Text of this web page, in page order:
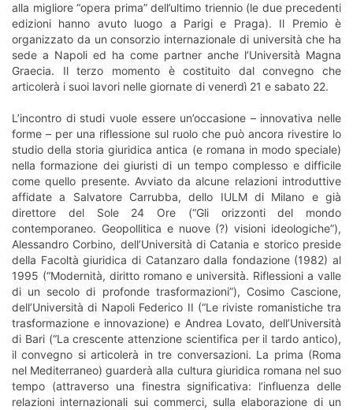
alla migliore “opera prima” dell’ultimo triennio (le due precedenti
edizioni hanno avuto luogo a Parigi e Praga). Il Premio è
organizzato da un consorzio internazionale di università che ha
sede a Napoli ed ha come partner anche l’Università Magna
Graecia. Il terzo momento è costituito dal convegno che
articolerà i suoi lavori nelle giornate di venerdì 21 e sabato 22.
L’incontro di studi vuole essere un’occasione – innovativa nelle
forme – per una riflessione sul ruolo che può ancora rivestire lo
studio della storia giuridica antica (e romana in modo speciale)
nella formazione dei giuristi di un tempo complesso e difficile
come quello presente. Avviato da alcune relazioni introduttive
affidate a Salvatore Carrubba, dello IULM di Milano e già
direttore del Sole 24 Ore (“Gli orizzonti del mondo
contemporaneo. Geopollitica e nuove (?) visioni ideologiche”),
Alessandro Corbino, dell’Università di Catania e storico preside
della Facoltà giuridica di Catanzaro dalla fondazione (1982) al
1995 (“Modernità, diritto romano e università. Riflessioni a valle
di un secolo di profonde trasformazioni”), Cosimo Cascione,
dell’Università di Napoli Federico II (“Le riviste romanistiche tra
trasformazione e innovazione) e Andrea Lovato, dell’Università
di Bari (“La crescente attenzione scientifica per il tardo antico),
il convegno si articolerà in tre conversazioni. La prima (Roma
nel Mediterraneo) guarderà alla cultura giuridica romana nel suo
tempo (attraverso una finestra significativa: l’influenza delle
relazioni internazionali sui commerci, sulla elaborazione di un